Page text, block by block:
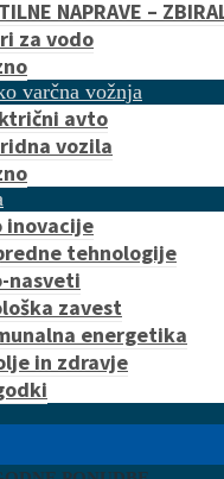
NAPRAVE –
za vodo
varčna vožnja
avto
vozila
inovacije
tehnologije
nasveti
zavest
energetika
in zdravje